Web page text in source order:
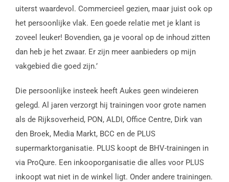
uiterst waardevol. Commercieel gezien, maar juist ook op
het persoonlijke vlak. Een goede relatie met je klant is
zoveel leuker! Bovendien, ga je vooral op de inhoud zitten
dan heb je het zwaar. Er zijn meer aanbieders op mijn
vakgebied die goed zijn.’
Die persoonlijke insteek heeft Aukes geen windeieren
gelegd. Al jaren verzorgt hij trainingen voor grote namen
als de Rijksoverheid, PON, ALDI, Office Centre, Dirk van
den Broek, Media Markt, BCC en de PLUS
supermarktorganisatie. PLUS koopt de BHV-trainingen in
via ProQure. Een inkooporganisatie die alles voor PLUS
inkoopt wat niet in de winkel ligt. Onder andere trainingen.